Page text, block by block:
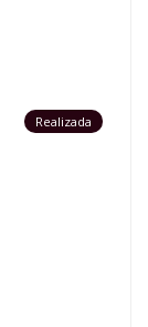
Realizada